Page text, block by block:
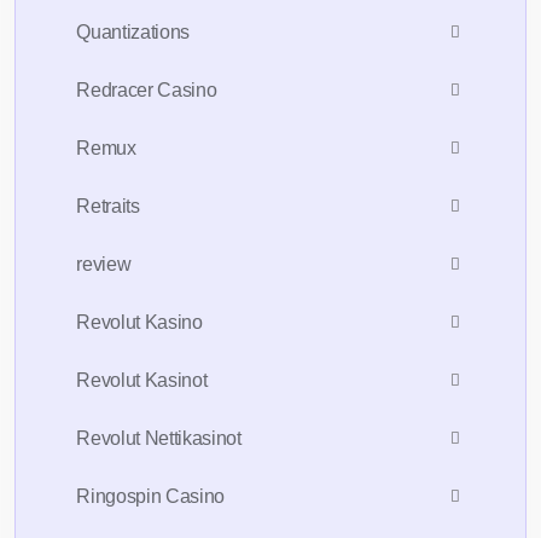
Quantizations
Redracer Casino
Remux
Retraits
review
Revolut Kasino
Revolut Kasinot
Revolut Nettikasinot
Ringospin Casino